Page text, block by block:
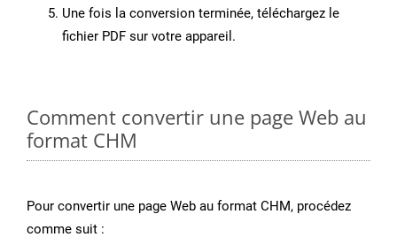
Une fois la conversion terminée, téléchargez le
fichier PDF sur votre appareil.
Comment convertir une page Web au
format CHM
Pour convertir une page Web au format CHM, procédez
comme suit :